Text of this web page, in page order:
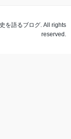
を語るブログ. All rights
reserved.